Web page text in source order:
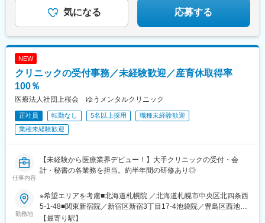
気になる 応募する
NEW
クリニックの受付事務／未経験歓迎／産育休取得率
100％
医療法人社団上桜会 ゆうメンタルクリニック
正社員 転勤なし 5名以上採用
職種未経験歓迎
業種未経験歓迎
仕事内容
【未経験から医療業界デビュー！】大手クリニックの受付・会
計・秘書の各業務を担当。約半年間の研修あり◎
勤務地
※希望エリアを考慮■北海道札幌院 ／北海道札幌市中央区北四条西
5-1-48■関東新宿院／新宿区新宿3丁目17-4池袋院／豊島区西池袋
1-15-9品川院／港区港南2-3-1秋葉原院／千代田区神田佐久間町1-
【最寄り駅】